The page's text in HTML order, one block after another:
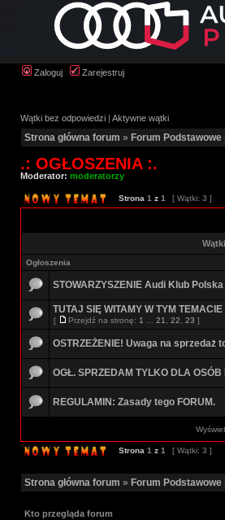
Zaloguj Zarejestruj
Wątki bez odpowiedzi | Aktywne wątki
Strona główna forum » Forum Podstawowe
.: OGŁOSZENIA :.
Moderator: moderatorzy
Strona 1 z 1 [ Wątki: 3 ]
Wątki
Ogłoszenia
STOWARZYSZENIE Audi Klub
TUTAJ SIĘ WITAMY W TYM TEMACIE
[ Przejdź na stronę: 1 21 22 23 ]
OSTRZEŻENIE! Uwaga na sprzedaż
OGŁ. SPRZEDAM TYLKO DLA OSÓB
REGULAMIN: Zasady tego FORUM.
Strona 1 z 1 [ Wątki: 3 ]
Strona główna forum » Forum Podstawowe
Kto przegląda forum